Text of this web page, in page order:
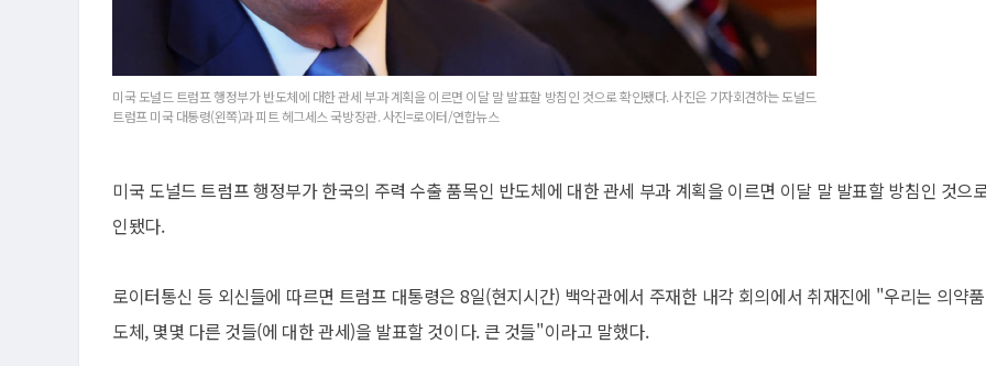
미국 도널드 트럼프 행정부가 반도체에 대한 관세 부과 계획을 이르면 이달 말 발표할 방침인 것으로 확인됐다. 사진은 기자회견하는 도널드
트럼프 미국 대통령(왼쪽)과 피트 헤그세스 국방장관. 사진=로이터/연합뉴스
미국 도널드 트럼프 행정부가 한국의 주력 수출 품목인 반도체에 대한 관세 부과 계획을 이르면 이달 말 발표할 방침인 것으
인됐다.
로이터통신 등 외신들에 따르면 트럼프 대통령은 8일(현지시간) 백악관에서 주재한 내각 회의에서 취재진에 "우리는 의약
도체, 몇몇 다른 것들(에 대한 관세)을 발표할 것이다. 큰 것들"이라고 말했다.